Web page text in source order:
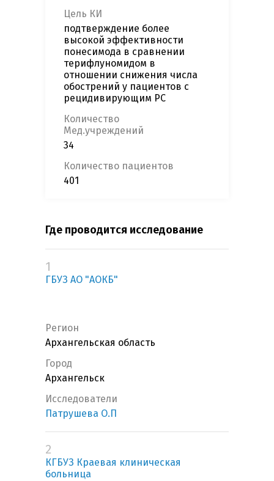
Цель КИ
подтверждение более
высокой эффективности
понесимода в сравнении
терифлуномидом в
отношении снижения числа
обострений у пациентов с
рецидивирующим РС
Количество
Мед.учреждений
34
Количество пациентов
401
Где проводится исследование
1
ГБУЗ АО "АОКБ"
Регион
Архангельская область
Город
Архангельск
Исследователи
Патрушева О.П
2
КГБУЗ Краевая клиническая
больница